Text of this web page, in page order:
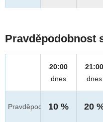
Pravděpodobnost
Pravděpod.
20:00
dnes
10 %
21:00
dnes
20